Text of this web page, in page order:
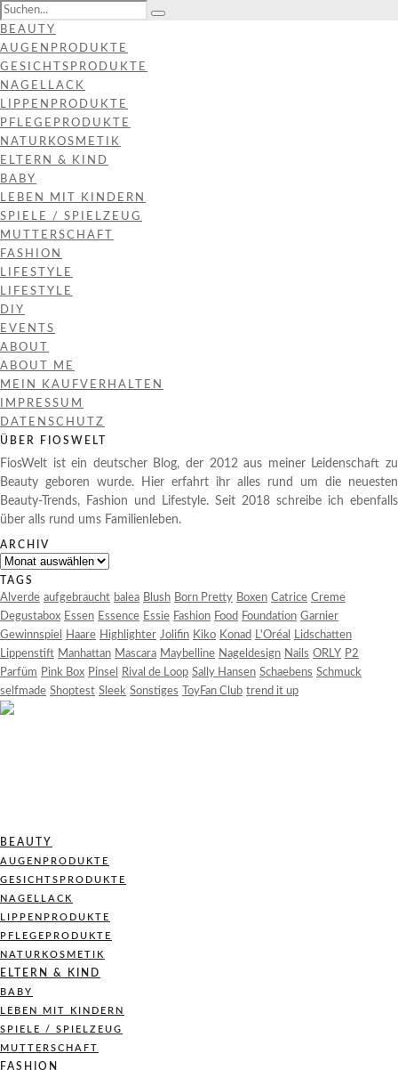
BEAUTY
AUGENPRODUKTE
GESICHTSPRODUKTE
NAGELLACK
LIPPENPRODUKTE
PFLEGEPRODUKTE
NATURKOSMETIK
ELTERN & KIND
BABY
LEBEN MIT KINDERN
SPIELE / SPIELZEUG
MUTTERSCHAFT
FASHION
LIFESTYLE
LIFESTYLE
DIY
EVENTS
ABOUT
ABOUT ME
MEIN KAUFVERHALTEN
IMPRESSUM
DATENSCHUTZ
ÜBER FIOSWELT
FiosWelt ist ein deutscher Blog, der 2012 aus meiner Leidenschaft zu
Beauty geboren wurde. Hier erfahrt ihr alles rund um die neuesten
Beauty-Trends, Fashion und Lifestyle. Seit 2018 schreibe ich ebenfalls
über alls rund ums Familienleben.
ARCHIV
Archiv
TAGS
Alverde aufgebraucht balea Blush Born Pretty Boxen Catrice Creme
Degustabox Essen Essence Essie Fashion Food Foundation Garnier
Gewinnspiel
Haare Highlighter Jolifin Kiko Konad L'Oréal
Lidschatten
Lippenstift Manhattan Mascara Maybelline Nageldesign Nails ORLY P2
Parfüm Pink Box Pinsel Rival de Loop Sally Hansen Schaebens Schmuck
selfmade Shoptest Sleek Sonstiges ToyFan Club trend it up
BEAUTY
AUGENPRODUKTE
GESICHTSPRODUKTE
NAGELLACK
LIPPENPRODUKTE
PFLEGEPRODUKTE
NATURKOSMETIK
ELTERN & KIND
BABY
LEBEN MIT KINDERN
SPIELE / SPIELZEUG
MUTTERSCHAFT
FASHION